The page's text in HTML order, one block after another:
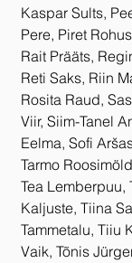
Kaspar Sults,
Pere, Piret
Rait Prääts,
Reti Saks, Riin
Rosita Raud,
Viir, Siim-Tanel
Eelma, Sofi
Tarmo
Tea Lemberpuu,
Kaljuste, Tiina
Tammetalu, Tiiu
Vaik, Tõnis